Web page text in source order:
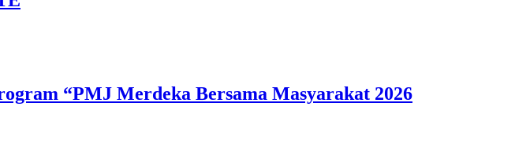
“PMJ Merdeka Bersama Masyarakat 2026